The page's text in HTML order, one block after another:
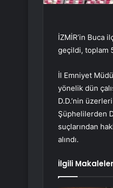
İZMİR’in Buca
geçildi, toplam
İl Emniyet
yönelik dün
D.D.’nin
Şüphelilerden
suçlarından
alındı.
İlgili Makaleler